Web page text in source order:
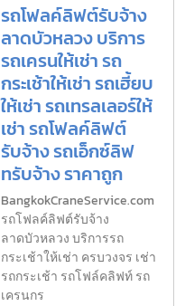
รถโฟลค์ลิฟต์รับจ้าง
ลาดบัวหลวง บริการ
รถเครนให้เช่า รถ
กระเช้าให้เช่า รถเฮี้ยบ
ให้เช่า รถเทรลเลอร์ให้
เช่า รถโฟลค์ลิฟต์
รับจ้าง รถเอ็กซ์ลิฟ
ทรับจ้าง ราคาถูก
BangkokCraneService.com
รถโฟลค์ลิฟต์รับจ้าง
ลาดบัวหลวง บริการรถ
กระเช้าให้เช่า ครบวงจร เช่า
รถกระเช้า รถโฟล์คลิฟท์ รถ
เครนกร